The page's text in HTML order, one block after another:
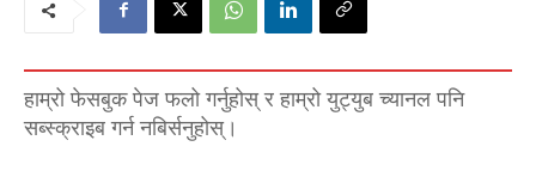
हाम्रो फेसबुक पेज फलो गर्नुहोस् र हाम्रो युट्युब च्यानल पनि
सब्स्क्राइब गर्न नबिर्सनुहोस्।